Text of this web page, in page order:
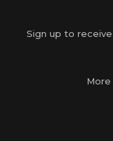
Sign up to